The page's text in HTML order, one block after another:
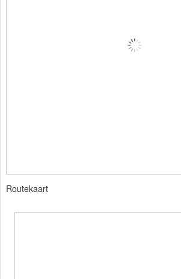
Routekaart